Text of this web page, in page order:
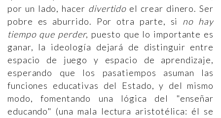
por un lado, hacer divertido el crear dinero. Ser
pobre es aburrido. Por otra parte, si no hay
tiempo que perder, puesto que lo importante es
ganar, la ideología dejará de distinguir entre
espacio de juego y espacio de aprendizaje,
esperando que los pasatiempos asuman las
funciones educativas del Estado, y del mismo
modo, fomentando una lógica del "enseñar
educando" (una mala lectura aristotélica: él se